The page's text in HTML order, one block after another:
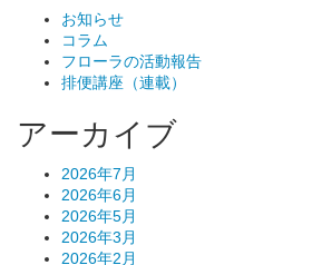
お知らせ
コラム
フローラの活動報告
排便講座（連載）
アーカイブ
2026年7月
2026年6月
2026年5月
2026年3月
2026年2月